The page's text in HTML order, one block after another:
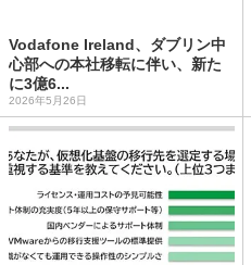
Vodafone Ireland、ダブリン中
心部への本社移転に伴い、新た
に3億6...
2026年5月26日